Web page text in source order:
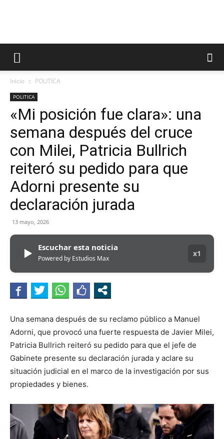
Inicio POLITICA
POLITICA
«Mi posición fue clara»: una
semana después del cruce
con Milei, Patricia Bullrich
reiteró su pedido para que
Adorni presente su
declaración jurada
13 mayo, 2026
▶ Escuchar esta noticia
Powered by Estudios Max
x1
Una semana después de su reclamo público a Manuel
Adorni, que provocó una fuerte respuesta de Javier Milei,
Patricia Bullrich reiteró su pedido para que el jefe de
Gabinete presente su declaración jurada y aclare su
situación judicial en el marco de la investigación por sus
propiedades y bienes.